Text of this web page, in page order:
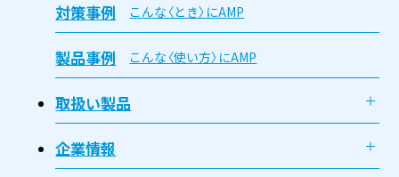
対策事例 こんな〈とき〉にAMP
製品事例 こんな〈使い方〉にAMP
取扱い製品
企業情報